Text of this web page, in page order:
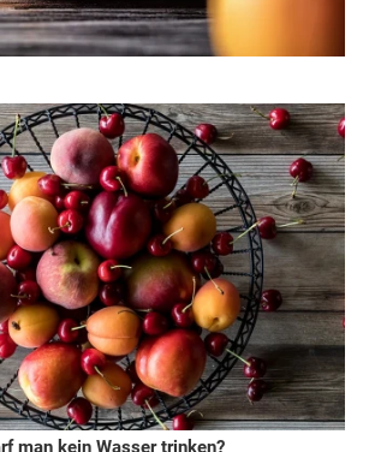
man kein Wasser trinken?